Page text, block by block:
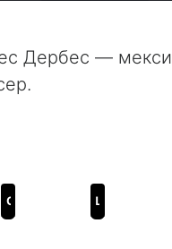
Дербес —